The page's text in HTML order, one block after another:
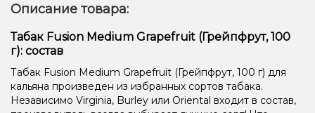
Описание товара:
Табак Fusion Medium Grapefruit (Грейпфрут, 100
г): состав
Табак Fusion Medium Grapefruit (Грейпфрут, 100 г) для
кальяна произведен из избранных сортов табака.
Независимо Virginia, Burley или Oriental входит в состав,